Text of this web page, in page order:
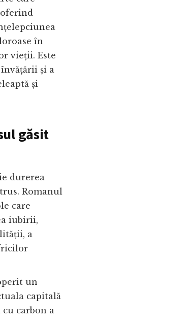
în
vieții. Este
și a
și
găsit
durerea
Romanul
care
iubirii,
a
un
capitală
carbon a